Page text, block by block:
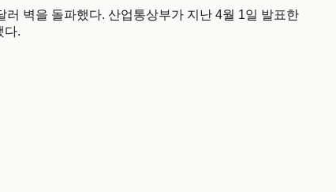
벽을 돌파했다. 산업통상부가 지난 4월 1일 발표한
다.